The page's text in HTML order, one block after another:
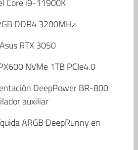
Core i9-11900K
DDR4 3200MHz
RTX 3050
NVMe 1TB PCIe4.0
DeepPower BR-800
auxiliar
ARGB DeepRunny en